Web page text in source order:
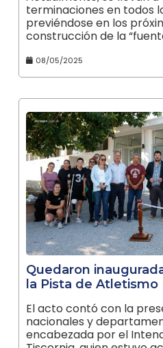
terminaciones en todos
previéndose en los
construcción de la
08/05/2025
Quedaron
la Pista de Atletismo
El acto contó con la
nacionales y
encabezada por el